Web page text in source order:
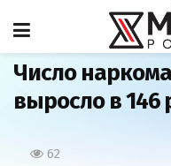
Главная
Число
выросло в 146
62